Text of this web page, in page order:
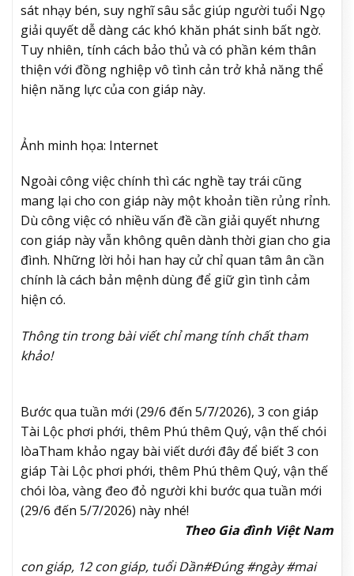
sát nhạy bén, suy nghĩ sâu sắc giúp người tuổi Ngọ
giải quyết dễ dàng các khó khăn phát sinh bất ngờ.
Tuy nhiên, tính cách bảo thủ và có phần kém thân
thiện với đồng nghiệp vô tình cản trở khả năng thể
hiện năng lực của con giáp này.
Ảnh minh họa: Internet
Ngoài công việc chính thì các nghề tay trái cũng
mang lại cho con giáp này một khoản tiền rủng rỉnh.
Dù công việc có nhiều vấn đề cần giải quyết nhưng
con giáp này vẫn không quên dành thời gian cho gia
đình. Những lời hỏi han hay cử chỉ quan tâm ân cần
chính là cách bản mệnh dùng để giữ gìn tình cảm
hiện có.
Thông tin trong bài viết chỉ mang tính chất tham
khảo!
Bước qua tuần mới (29/6 đến 5/7/2026), 3 con giáp
Tài Lộc phơi phới, thêm Phú thêm Quý, vận thế chói
lòaTham khảo ngay bài viết dưới đây để biết 3 con
giáp Tài Lộc phơi phới, thêm Phú thêm Quý, vận thế
chói lòa, vàng đeo đỏ người khi bước qua tuần mới
(29/6 đến 5/7/2026) này nhé!
Theo Gia đình Việt Nam
con giáp, 12 con giáp, tuổi Dần#Đúng #ngày #mai